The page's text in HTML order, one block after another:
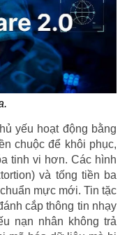
yếu hoạt động bằng
chuộc để khôi phục,
tinh vi hơn. Các hình
và tống tiền ba
mực mới. Tin tặc
cắp thông tin nhạy
nạn nhân không trả